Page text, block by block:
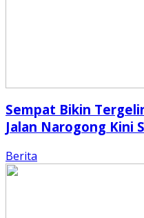
Sempat Bikin
Jalan Narogong Kini
Berita